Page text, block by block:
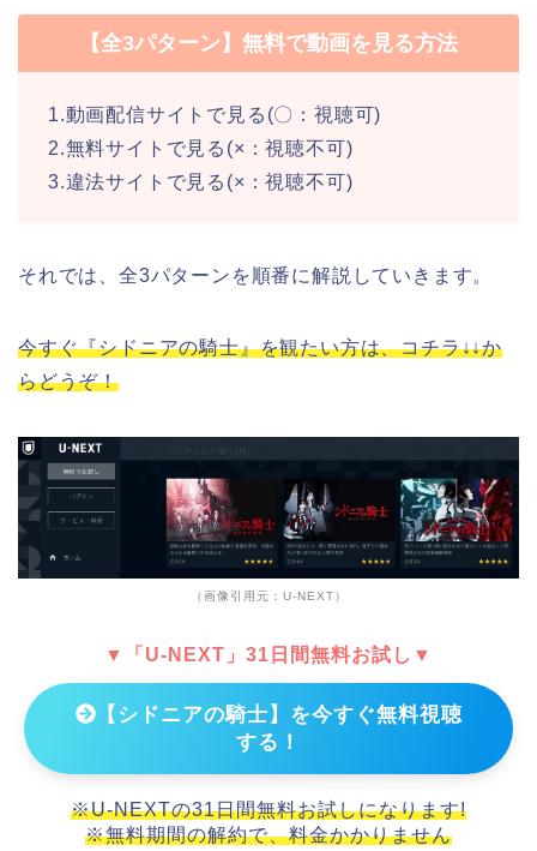
【全3パターン】無料で動画を見る方法
1.動画配信サイトで見る(〇：視聴可)
2.無料サイトで見る(×：視聴不可)
3.違法サイトで見る(×：視聴不可)
それでは、全3パターンを順番に解説していきます。
今すぐ『シドニアの騎士』を観たい方は、コチラ↓↓か
らどうぞ！
（画像引用元：U-NEXT）
▼「U-NEXT」31日間無料お試し▼
【シドニアの騎士】を今すぐ無料視聴
する！
※U-NEXTの31日間無料お試しになります!
※無料期間の解約で、料金かかりません